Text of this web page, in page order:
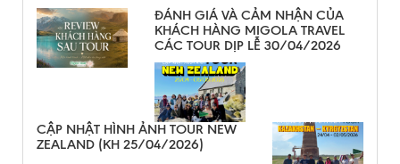
ĐÁNH GIÁ VÀ CẢM NHẬN CỦA
KHÁCH HÀNG MIGOLA TRAVEL
CÁC TOUR DỊP LỄ 30/04/2026
CẬP NHẬT HÌNH ẢNH TOUR NEW
ZEALAND (KH 25/04/2026)